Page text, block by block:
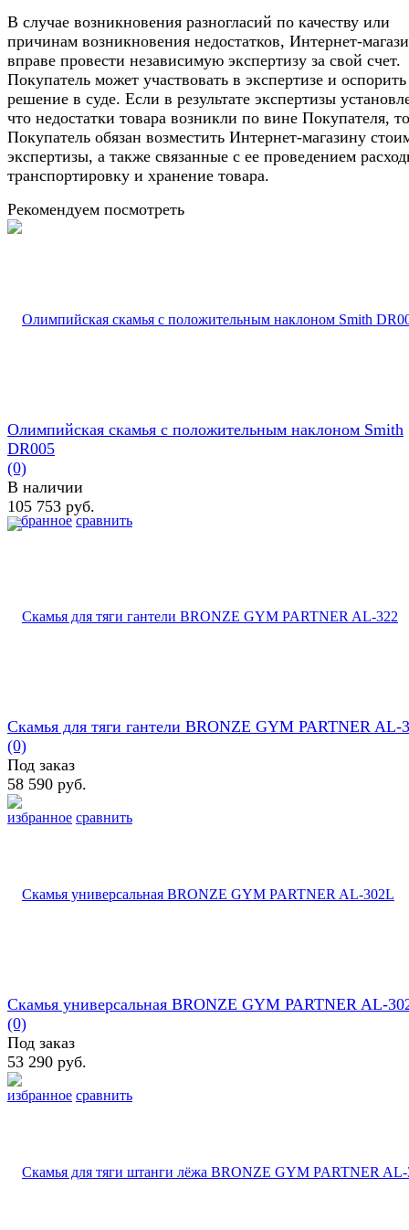
В случае возникновения разногласий по качеству или
причинам возникновения недостатков, Интернет-
вправе провести независимую экспертизу за свой счет.
Покупатель может участвовать в экспертизе и оспорить
решение в суде. Если в результате экспертизы
что недостатки товара возникли по вине Покупателя, то
Покупатель обязан возместить Интернет-магазину
экспертизы, а также связанные с ее проведением
транспортировку и хранение товара.
Рекомендуем посмотреть
избранное сравнить
Олимпийская скамья с положительным наклоном Smith
DR005
(0)
В наличии
105 753 руб.
избранное сравнить
Скамья для тяги гантели BRONZE GYM PARTNER AL-
(0)
Под заказ
58 590 руб.
избранное сравнить
Скамья универсальная BRONZE GYM PARTNER AL-
(0)
Под заказ
53 290 руб.